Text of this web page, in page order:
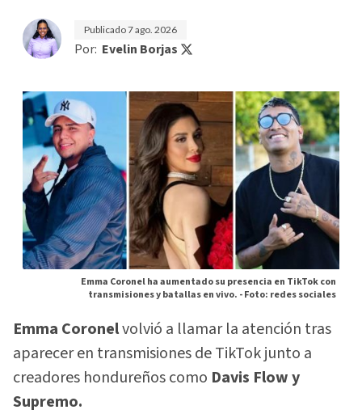
Publicado7 ago. 2026
Por: Evelin Borjas
Emma Coronel ha aumentado su presencia en TikTok con
transmisiones y batallas en vivo. -Foto: redes sociales
Emma Coronelvolvió a llamar la atención tras
aparecer en transmisiones de TikTok junto a
creadores hondureños como Davis Flow y
Supremo.